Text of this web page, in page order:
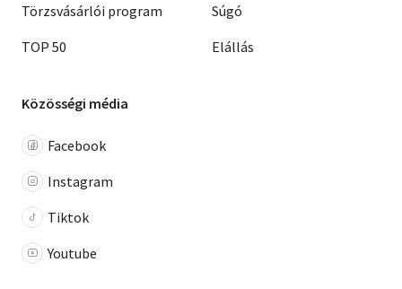
Törzsvásárlói program
TOP 50
Súgó
Elállás
Közösségi média
Facebook
Instagram
Tiktok
Youtube